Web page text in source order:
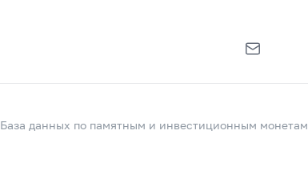
База данных по памятным и инвестиционным монетам